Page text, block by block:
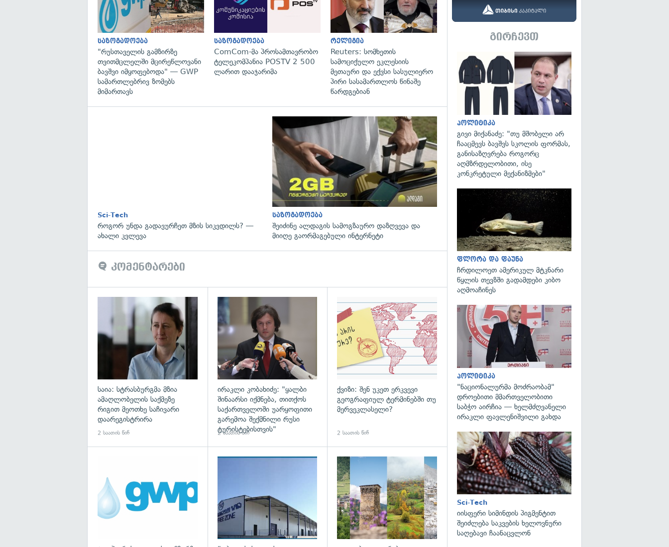
საზოგადოება
"რუსთაველის გამზირზე
თვითმცლელში მცირეწლოვანი
ბავშვი იმყოფებოდა" — GWP
სამართლებრივ ზომებს
მიმართავს
საზოგადოება
ComCom-მა პროსამთავრობო
ტელეკომპანია POSTV 2 500
ლარით დააჯარიმა
რელიგია
Reuters: სომხეთის
სამოციქულო ეკლესიის
მეთაური და ექვსი სასულიერო
პირი სასამართლოს წინაშე
წარდგებიან
გადახედვა
Sci-Tech
როგორ უნდა გადავურჩეთ მზის სიკვდილს? —
ახალი კვლევა
საზოგადოება
შეიძინე ალდაგის სამოგზაურო დაზღვევა და
მიიღე გაორმაგებული ინტერნეტი
კომენტარები
გადახედვა
საია: სტრასბურგმა მზია
ამაღლობელის საქმეზე
რიგით მეოთხე საჩივარი
დაარეგისტრირა
2 საათის წინ
გადახედვა
ირაკლი კობახიძე: "ყალბი
შინაარსი იქმნება, თითქოს
საქართველოში უარყოფითი
გარემოა შექმნილი რუსი
ტურისტებისთვის"
2 საათის წინ
ქვიზი: შენ უკეთ ერკვევი
გეოგრაფიულ ტერმინებში თუ
მერვეკლასელი?
2 საათის წინ
გადახედვა გადახედვა
გირჩევთ
პოლიტიკა
გივი მიქანაძე: "თუ მშობელი არ
ჩააცმევს ბავშვს სკოლის ფორმას,
განისაზღვრება როგორც
აღმზრდელობითი, ისე
კონკრეტული მექანიზმები"
ფლორა და ფაუნა
ჩრდილოეთ ამერიკულ მტკნარი
წყლის თევზში გადამდები კიბო
აღმოაჩინეს
პოლიტიკა
"ნაციონალურმა მოძრაობამ"
დროებითი მმართველობითი
საბჭო აირჩია — ხელმძღვანელი
ირაკლი ფავლენიშვილი გახდა
Sci-Tech
იისფერი სიმინდის პიგმენტით
შეიძლება საკვების ხელოვნური
საღებავი ჩაანაცვლონ